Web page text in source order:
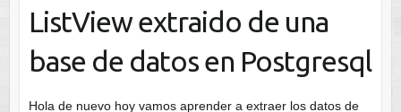
ListView extraido de una
base de datos en Postgresql
Hola de nuevo hoy vamos aprender a extraer los datos de